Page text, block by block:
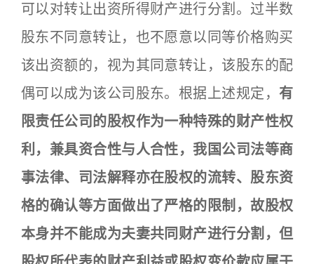
可以对转让出资所得财产进行分割。过半数
股东不同意转让，也不愿意以同等价格购买
该出资额的，视为其同意转让，该股东的配
偶可以成为该公司股东。根据上述规定， 有
限责任公司的股权作为一种特殊的财产性权
利，兼具资合性与人合性，我国公司法等商
事法律、司法解释亦在股权的流转、股东资
格的确认等方面做出了严格的限制，故股权
本身并不能成为夫妻共同财产进行分割，但